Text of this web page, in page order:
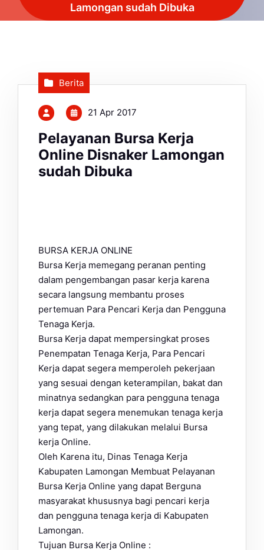
Lamongan sudah Dibuka
Berita
21 Apr 2017
Pelayanan Bursa Kerja
Online Disnaker Lamongan
sudah Dibuka
BURSA KERJA ONLINE
Bursa Kerja memegang peranan penting
dalam pengembangan pasar kerja karena
secara langsung membantu proses
pertemuan Para Pencari Kerja dan Pengguna
Tenaga Kerja.
Bursa Kerja dapat mempersingkat proses
Penempatan Tenaga Kerja, Para Pencari
Kerja dapat segera memperoleh pekerjaan
yang sesuai dengan keterampilan, bakat dan
minatnya sedangkan para pengguna tenaga
kerja dapat segera menemukan tenaga kerja
yang tepat, yang dilakukan melalui Bursa
kerja Online.
Oleh Karena itu, Dinas Tenaga Kerja
Kabupaten Lamongan Membuat Pelayanan
Bursa Kerja Online yang dapat Berguna
masyarakat khususnya bagi pencari kerja
dan pengguna tenaga kerja di Kabupaten
Lamongan.
Tujuan Bursa Kerja Online :